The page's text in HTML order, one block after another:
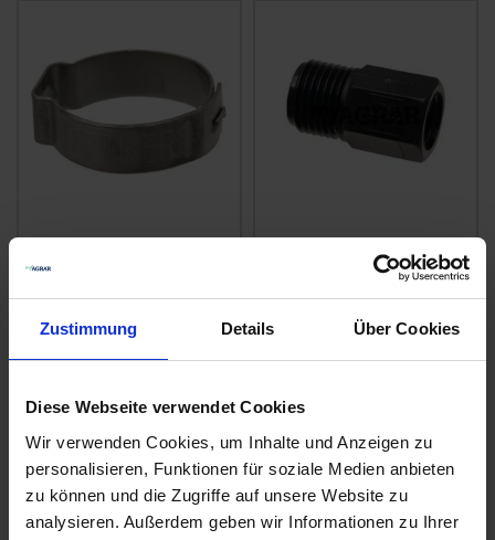
Zustimmung Details Über Cookies
Diese Webseite verwendet Cookies
Wir verwenden Cookies, um Inhalte und Anzeigen zu
personalisieren, Funktionen für soziale Medien anbieten
zu können und die Zugriffe auf unsere Website zu
analysieren. Außerdem geben wir Informationen zu Ihrer
Schlauchklemme
WARENKORB
Typ-T CPB12094NYB
Anmelden für Ihren persönlichen Preis